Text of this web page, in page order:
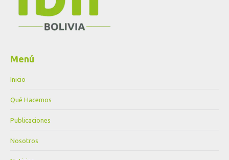
Menú
Inicio
Qué Hacemos
Publicaciones
Nosotros